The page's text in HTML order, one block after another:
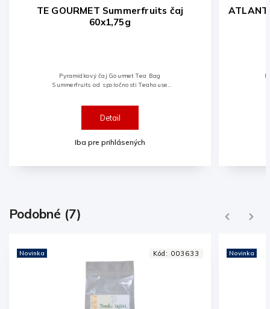
čaj
ATLANTIDE č. 11 Tantric Peach ovocný
Iba pre prihlásených
Porciovaný ovocný čaj s broskyňou a
zázvorom
Podobné (7) Previous Next